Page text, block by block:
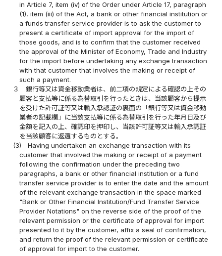
in Article 7, item (iv) of the Order under Article 17, paragraph
(1), item (iii) of the Act, a bank or other financial institution or
a funds transfer service provider is to ask the customer to
present a certificate of import approval for the import of
those goods, and is to confirm that the customer received
the approval of the Minister of Economy, Trade and Industry
for the import before undertaking any exchange transaction
with that customer that involves the making or receipt of
such a payment.
３
銀行等又は資金移動業者は、前二項の規定による確認の上その
顧客と支払等に係る為替取引を行ったときは、当該顧客から提示
を受けた許可証等又は輸入承認証の裏面の「銀行等又は資金移動
業者の記載欄」に当該支払等に係る為替取引を行った年月日及び
金額を記入の上、確認印を押印し、当該許可証等又は輸入承認証
を当該顧客に返還するものとする。
(3)
Having undertaken an exchange transaction with its
customer that involved the making or receipt of a payment
following the confirmation under the preceding two
paragraphs, a bank or other financial institution or a fund
transfer service provider is to enter the date and the amount
of the relevant exchange transaction in the space marked
"Bank or Other Financial Institution/Fund Transfer Service
Provider Notations" on the reverse side of the proof of the
relevant permission or the certificate of approval for import
presented to it by the customer, affix a seal of confirmation,
and return the proof of the relevant permission or certificate
of approval for import to the customer.